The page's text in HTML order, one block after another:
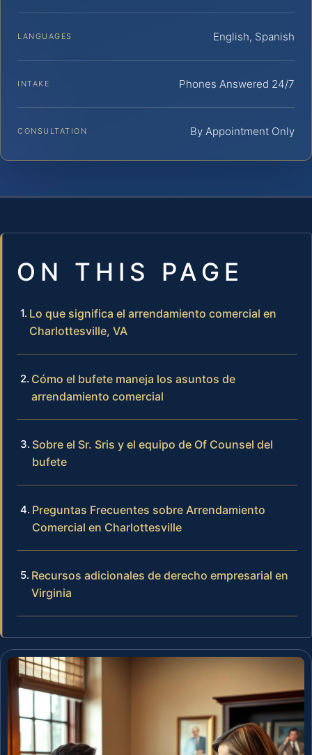
LANGUAGES English, Spanish
INTAKE Phones Answered 24/7
CONSULTATION By Appointment Only
ON THIS PAGE
Lo que significa el arrendamiento comercial en
Charlottesville, VA
Cómo el bufete maneja los asuntos de
arrendamiento comercial
Sobre el Sr. Sris y el equipo de Of Counsel del
bufete
Preguntas Frecuentes sobre Arrendamiento
Comercial en Charlottesville
Recursos adicionales de derecho empresarial en
Virginia